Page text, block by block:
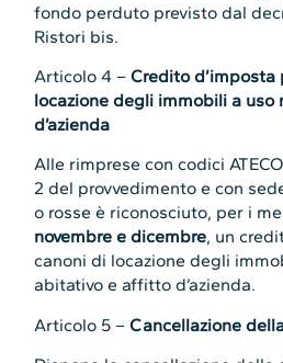
fondo perduto previsto dal
Ristori bis.
Articolo 4 –Credito d’imposta
locazione degli immobili a
d’azienda
Alle rimprese con codici
2 del provvedimento e con
o rosse è riconosciuto, per i
novembre e dicembre, un
canoni di locazione degli
abitativo e affitto d’azienda.
Articolo 5 –Cancellazione